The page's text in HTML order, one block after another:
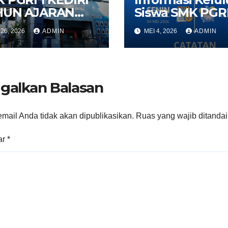
AJARAN
2027
2026 ADMIN
Siswa SMK
Kediri 2026
MEI 4, 2026 ADMIN
Balasan
Anda tidak akan dipublikasikan. Ruas yang wajib
*